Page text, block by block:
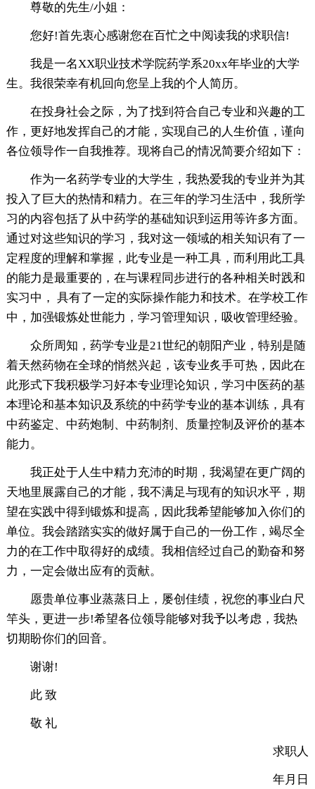
尊敬的先生/小姐：
您好!首先衷心感谢您在百忙之中阅读我的求职信!
我是一名XX职业技术学院药学系20xx年毕业的大学
生。我很荣幸有机回向您呈上我的个人简历。
在投身社会之际，为了找到符合自己专业和兴趣的工
作，更好地发挥自己的才能，实现自己的人生价值，谨向
各位领导作一自我推荐。现将自己的情况简要介绍如下：
作为一名药学专业的大学生，我热爱我的专业并为其
投入了巨大的热情和精力。在三年的学习生活中，我所学
习的内容包括了从中药学的基础知识到运用等许多方面。
通过对这些知识的学习，我对这一领域的相关知识有了一
定程度的理解和掌握，此专业是一种工具，而利用此工具
的能力是最重要的，在与课程同步进行的各种相关时践和
实习中， 具有了一定的实际操作能力和技术。在学校工作
中，加强锻炼处世能力，学习管理知识，吸收管理经验。
众所周知，药学专业是21世纪的朝阳产业，特别是随
着天然药物在全球的悄然兴起，该专业炙手可热，因此在
此形式下我积极学习好本专业理论知识，学习中医药的基
本理论和基本知识及系统的中药学专业的基本训练，具有
中药鉴定、中药炮制、中药制剂、质量控制及评价的基本
能力。
我正处于人生中精力充沛的时期，我渴望在更广阔的
天地里展露自己的才能，我不满足与现有的知识水平，期
望在实践中得到锻炼和提高，因此我希望能够加入你们的
单位。我会踏踏实实的做好属于自己的一份工作，竭尽全
力的在工作中取得好的成绩。我相信经过自己的勤奋和努
力，一定会做出应有的贡献。
愿贵单位事业蒸蒸日上，屡创佳绩，祝您的事业白尺
竿头，更进一步!希望各位领导能够对我予以考虑，我热
切期盼你们的回音。
谢谢!
此 致
敬 礼
求职人
年月日